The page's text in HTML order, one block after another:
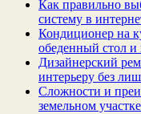
Как правильно
систему в
Кондиционер на
обеденный стол и
Дизайнерский
интерьеру без
Сложности и
земельном